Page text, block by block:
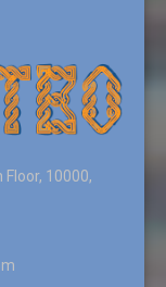
10000,